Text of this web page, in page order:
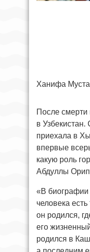
Ханифа
После смерти
в Узбекистан.
приехала в
впервые
какую роль
Абдуллы
«В биографии
человека
он родился,
его
родился в